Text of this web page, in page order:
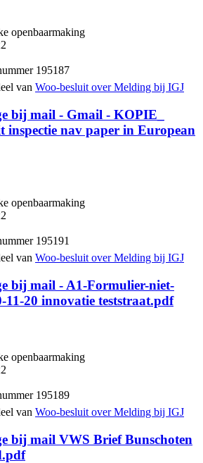
openbaarmaking
195187
van Woo-besluit over Melding bij IGJ
bij mail - Gmail - KOPIE_
inspectie nav paper in European
openbaarmaking
195191
van Woo-besluit over Melding bij IGJ
bij mail - A1-Formulier-niet-
20 innovatie teststraat.pdf
openbaarmaking
195189
van Woo-besluit over Melding bij IGJ
bij mail VWS Brief Bunschoten